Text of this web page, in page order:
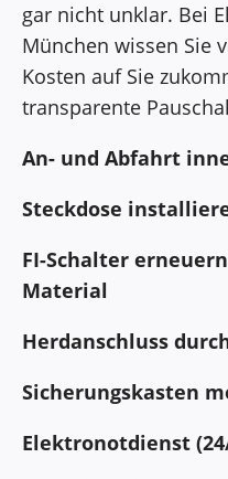
gar nicht unklar. Bei
München wissen Sie
Kosten auf Sie
transparente
An- und Abfahrt
Steckdose
FI-Schalter
Material
Herdanschluss
Sicherungskasten
Elektronotdienst